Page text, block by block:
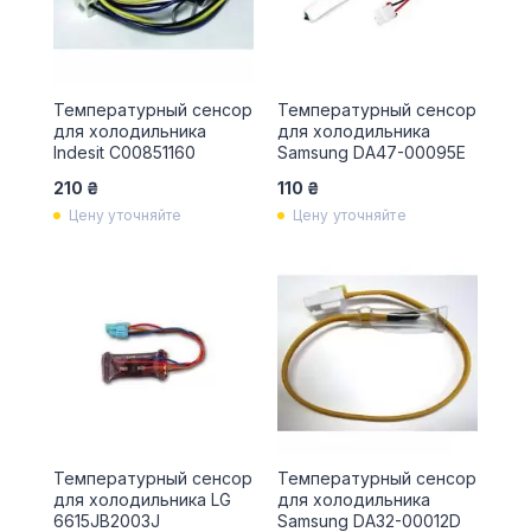
Температурный сенсор
для холодильника
Indesit C00851160
210 ₴
Цену уточняйте
Температурный сенсор
для холодильника
Samsung DA47-00095E
110 ₴
Цену уточняйте
Температурный сенсор
для холодильника LG
6615JB2003J
Температурный сенсор
для холодильника
Samsung DA32-00012D